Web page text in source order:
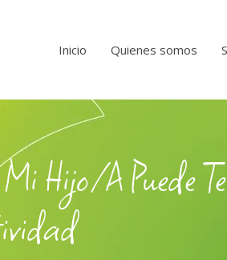
Inicio Quienes somos
Hijo/a Puede